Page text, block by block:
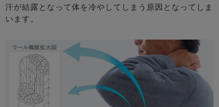
汗が結露となって体を冷やしてしまう原因となってしま
います。